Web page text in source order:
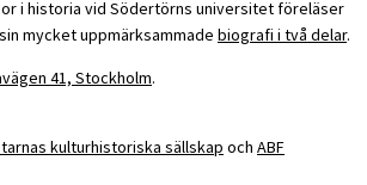
i historia vid Södertörns universitet föreläser
mycket uppmärksammade biografi i två delar.
41, Stockholm.
kulturhistoriska sällskap och ABF